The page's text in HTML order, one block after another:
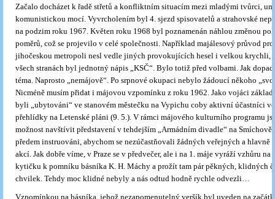
Začalo docházet k řadě střetů a konfliktním situacím mezi mladými tvůrci,
komunistickou mocí. Vyvrcholením byl 4. sjezd spisovatelů a strahovské
na podzim roku 1967. Květen roku 1968 byl poznamenán náhlou změnou
poměrů, což se projevilo v celé společnosti. Například majálesový průvod
jihočeskou metropoli nesl vedle jiných provokujících hesel i velkou krychli,
všech stranách byl jednotný nápis „KSČ“. Bylo totiž před volbami. Jak
téma. Naprosto „nemájově“. Po srpnové okupaci nebylo žádoucí někoho
Nicméně musím přidat i májovou vzpomínku z roku 1962. Jako vojáci
byli „ubytováni“ ve stanovém městečku na Vypichu coby aktivní účastníci
přehlídky na Letenské pláni (9. 5.). V rámci májového kulturního programu
možnost navštívit představení v tehdejším „Armádním divadle“ na Smíchově
předem instruováni, abychom se nezúčastňovali žádných veřejných a hlavně
akcí. Jak dobře víme, v Praze se v předvečer, ale i na 1. máje vyráží vzhůru
kytičku k pomníku básníka K. H. Máchy a prožít tam pár pěkných, klidných
chvilek. Tehdy moc klidné nebyly a nás odtud hodně rychle odvezli…
Vzpomínkou na básníka, jehož nezapomenutelný veršík byl uveden na